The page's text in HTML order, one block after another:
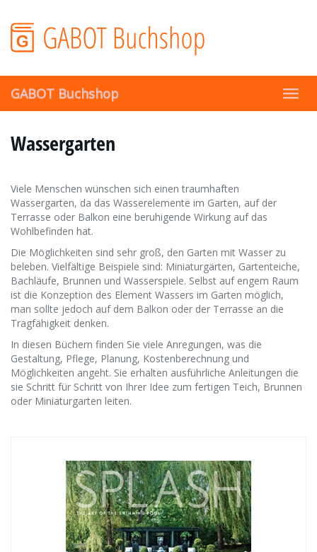
main
content
GABOT Buchshop
Wassergarten
Viele Menschen wünschen sich einen traumhaften
Wassergarten, da das Wasserelemente im Garten, auf der
Terrasse oder Balkon eine beruhigende Wirkung auf das
Wohlbefinden hat.
Die Möglichkeiten sind sehr groß, den Garten mit Wasser zu
beleben. Vielfältige Beispiele sind: Miniaturgärten, Gartenteiche,
Bachläufe, Brunnen und Wasserspiele. Selbst auf engem Raum
ist die Konzeption des Element Wassers im Garten möglich,
man sollte jedoch auf dem Balkon oder der Terrasse an die
Tragfähigkeit denken.
In diesen Büchern finden Sie viele Anregungen, was die
Gestaltung, Pflege, Planung, Kostenberechnung und
Möglichkeiten angeht. Sie erhalten ausführliche Anleitungen die
sie Schritt für Schritt von Ihrer Idee zum fertigen Teich, Brunnen
oder Miniaturgarten leiten.